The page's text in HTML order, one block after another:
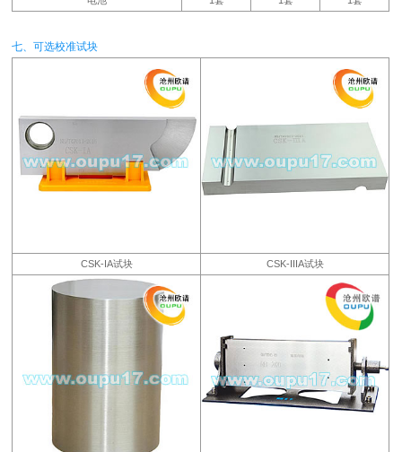
七、可选校准试块
CSK-IA试块 CSK-IIIA试块